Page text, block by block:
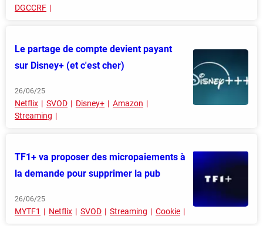
DGCCRF
Le partage de compte devient payant
sur Disney+ (et c'est cher)
26/06/25
Netflix SVOD Disney+
Amazon
Streaming
TF1+ va proposer des micropaiements à
la demande pour supprimer la pub
26/06/25
MYTF1 Netflix SVOD Streaming Cookie